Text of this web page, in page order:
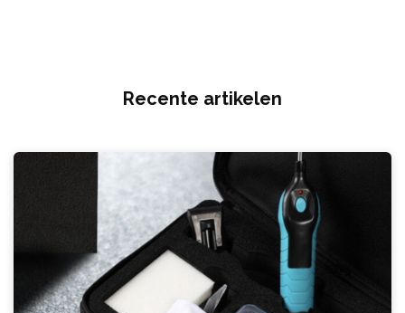
Recente artikelen